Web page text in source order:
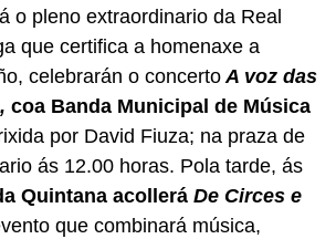
o pleno extraordinario da Real
que certifica a homenaxe a
celebrarán o concertoA voz das
coa Banda Municipal de Música
por David Fiuza; na praza de
ás 12.00 horas. Pola tarde, ás
Quintana acollerá De Circes e
que combinará música,